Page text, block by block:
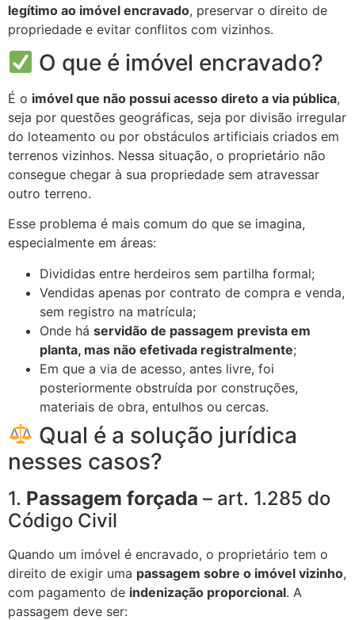
legítimo ao imóvel encravado, preservar o direito de
propriedade e evitar conflitos com vizinhos.
O que é imóvel encravado?
É o imóvel que não possui acesso direto a via pública,
seja por questões geográficas, seja por divisão irregular
do loteamento ou por obstáculos artificiais criados em
terrenos vizinhos. Nessa situação, o proprietário não
consegue chegar à sua propriedade sem atravessar
outro terreno.
Esse problema é mais comum do que se imagina,
especialmente em áreas:
Divididas entre herdeiros sem partilha formal;
Vendidas apenas por contrato de compra e venda,
sem registro na matrícula;
Onde há servidão de passagem prevista em
planta, mas não efetivada registralmente;
Em que a via de acesso, antes livre, foi
posteriormente obstruída por construções,
materiais de obra, entulhos ou cercas.
Qual é a solução jurídica
nesses casos?
1. Passagem forçada – art. 1.285 do
Código Civil
Quando um imóvel é encravado, o proprietário tem o
direito de exigir uma passagem sobre o imóvel vizinho,
com pagamento de indenização proporcional. A
passagem deve ser: